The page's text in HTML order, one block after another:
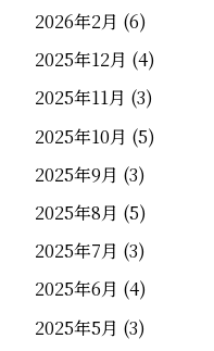
2026年2月 (6)
2025年12月 (4)
2025年11月 (3)
2025年10月 (5)
2025年9月 (3)
2025年8月 (5)
2025年7月 (3)
2025年6月 (4)
2025年5月 (3)